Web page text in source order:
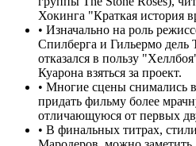
Хокинга "Краткая история
• Изначально на роль
Спилберга и Гильермо дель
отказался в пользу
Куарона взяться за проект.
• Многие сцены снимались
придать фильму более
отличающуюся от первых
• В финальных титрах,